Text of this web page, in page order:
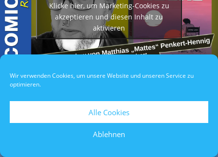
Wir verwenden Cookies, um unsere Website und unseren Service zu
optimieren.
Alle Cookies
Ablehnen
Klicke hier, um Marketing-Cookies zu
akzeptieren und diesen Inhalt zu
aktivieren